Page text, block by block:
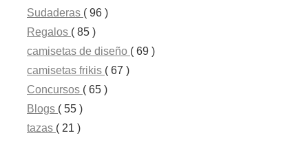
Sudaderas ( 96 )
Regalos ( 85 )
camisetas de diseño ( 69 )
camisetas frikis ( 67 )
Concursos ( 65 )
Blogs ( 55 )
tazas ( 21 )